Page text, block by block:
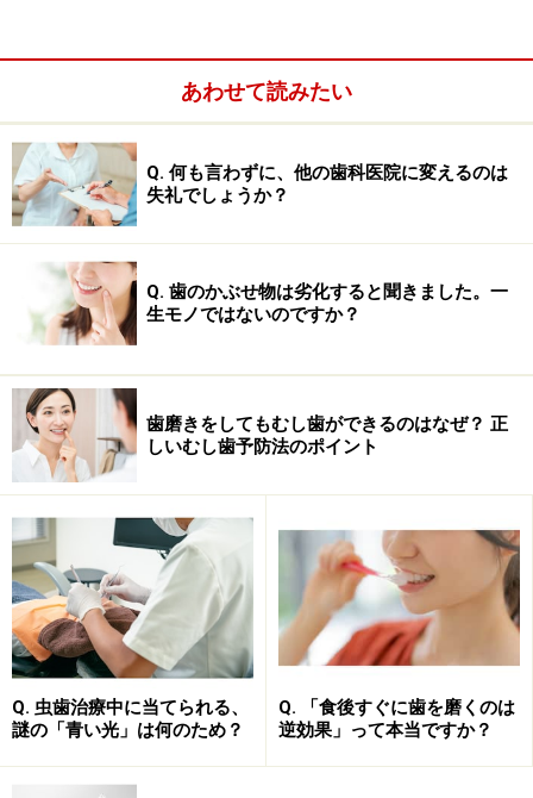
外れる原因は？
一般的に金属が外れる原因として、次のようなこと
が考えられます。
セメントの劣化
歯に取り付けている金属は、歯と金属の間をセメン
トと呼ばれる接着剤のようなものでつけてありま
す。これが劣化すると金属が外れる事があります。
金属周囲の虫歯
あわせて読みたい
Q. 何も言わずに、他の歯科医院に変えるのは
失礼でしょうか？
Q. 歯のかぶせ物は劣化すると聞きました。一
生モノではないのですか？
歯磨きをしてもむし歯ができるのはなぜ？ 正
しいむし歯予防法のポイント
Q. 虫歯治療中に当てられる、
謎の「青い光」は何のため？
Q. 「食後すぐに歯を磨くのは
逆効果」って本当ですか？